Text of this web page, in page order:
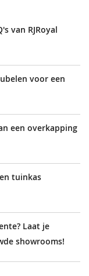
van RJRoyal
voor een
een overkapping
tuinkas
Laat je
showrooms!